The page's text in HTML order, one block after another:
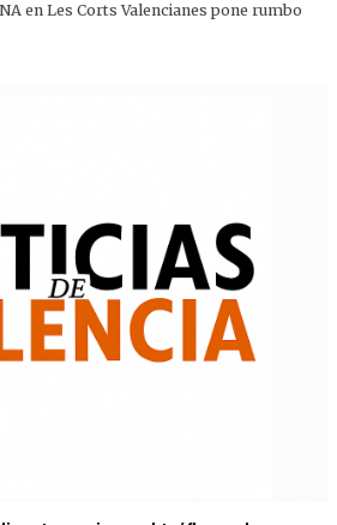
en Les Corts Valencianes pone rumbo